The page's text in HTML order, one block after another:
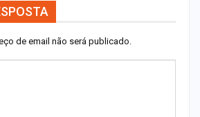
de email não será publicado.